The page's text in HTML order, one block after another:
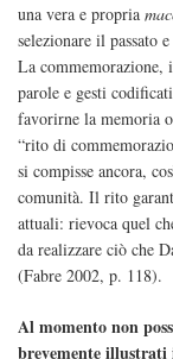
una vera e propria
selezionare il passato
La commemorazione,
parole e gesti
favorirne la memoria
“rito di
si compisse ancora,
comunità. Il rito
attuali: rievoca quel
da realizzare ciò che
(Fabre 2002, p. 118).
Al momento non
brevemente